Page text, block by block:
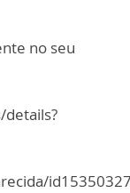
no seu